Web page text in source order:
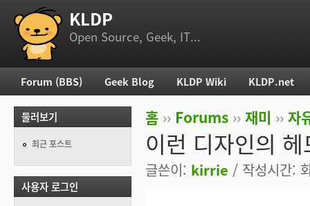
부 메뉴 KLDP
Open Source, Geek, IT...
현재 위치
홈 ›› Forums ›› 재미 ›› 자
이런 디자인의
글쓴이: kirrie / 작성시간:
주 메뉴
Forum (BBS) Geek Blog KLDP Wiki KLDP.net
둘러보기
최근 포스트
사용자 로그인